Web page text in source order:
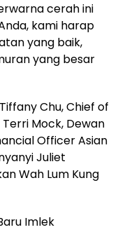
cerah ini
kami harap
yang baik,
yang besar
Chu, Chief of
Mock, Dewan
Officer Asian
Juliet
Wah Lum Kung
Imlek